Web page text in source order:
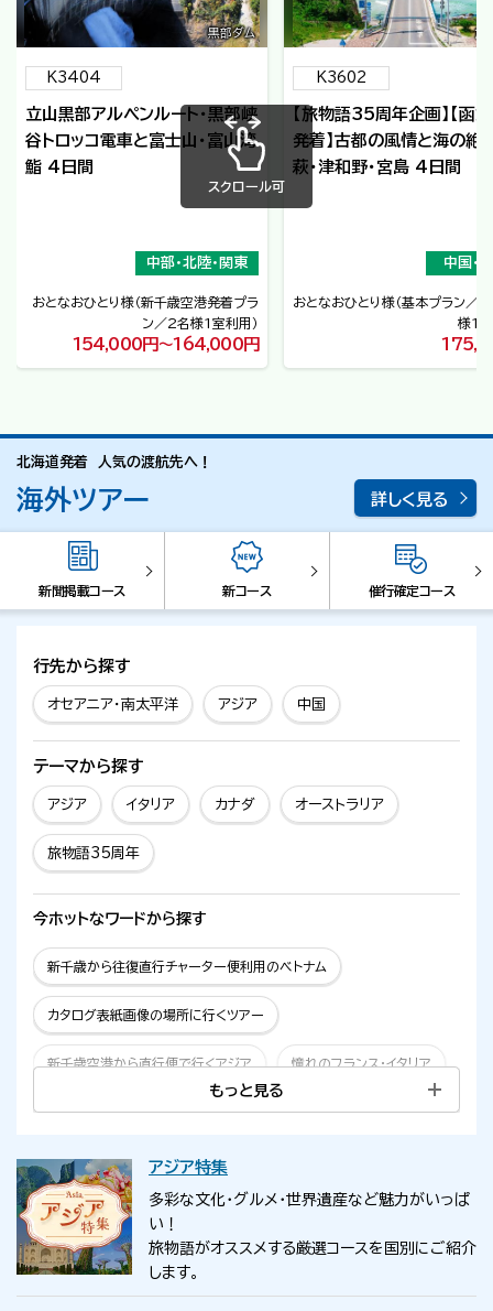
黒部ダム
K3404
立山黒部アルペンルート・黒部峡
谷トロッコ電車と富士山・富山湾
鮨 4日間
中部・北陸・関東
おとなおひとり様（新千歳空港発着プラ
ン
2名様1室利用 ）
154,000円～164,000円
角
K3602
【旅物語35周年企画】【函
発着】古都の風情と海の絶
萩・津和野・宮島 4日間
中国・
おとなおひとり様（基本プラン
様1
スクロール可
北海道発着 人気の渡航先へ！
海外ツアー 詳しく見る
新聞掲載コース 新コース 催行確定コース
アジア特集
多彩な文化・グルメ・世界遺産など魅力がいっぱ
い！
旅物語がオススメする厳選コースを国別にご紹介
します。
行先から探す
オセアニア・南太平洋 アジア 中国
テーマから探す
アジア イタリア カナダ オーストラリア
旅物語35周年
今ホットなワードから探す
新千歳から往復直行チャーター便利用のベトナム
カタログ表紙画像の場所に行くツアー
新千歳空港から直行便で行くアジア 憧れのフランス・イタリア
新千歳から直行便で行くカナダ
1万円以上の旅行で使えるクーポン
もっと見る